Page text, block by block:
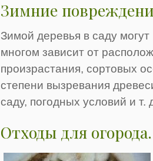
Зимние
Зимой деревья в саду
многом зависит от
произрастания, сортовых
степени вызревания
саду, погодных условий и т.
Отходы для